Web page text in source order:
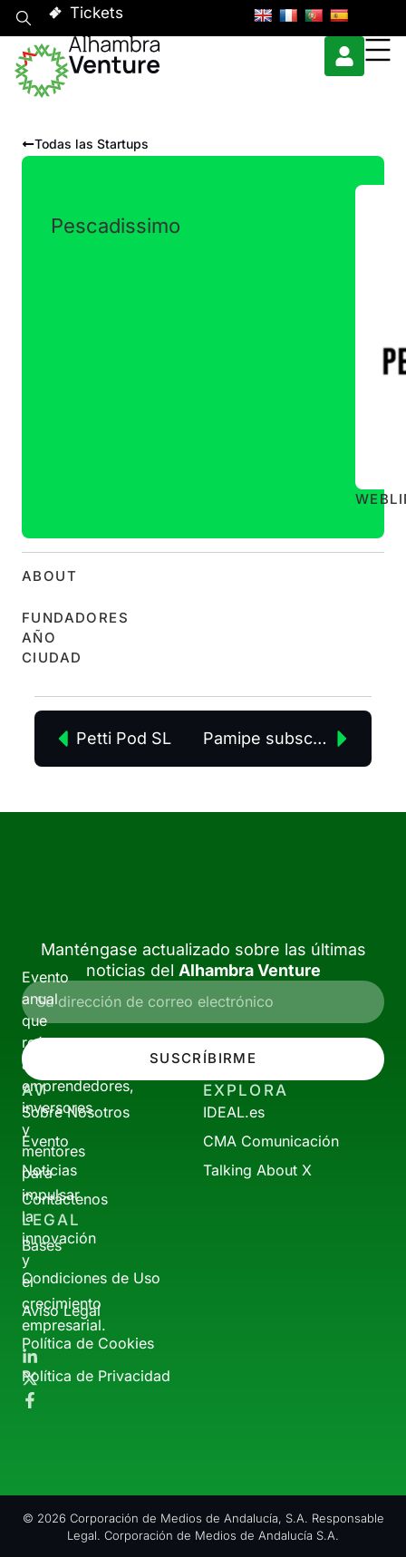
Tickets
Todas las Startups
Pescadissimo
WEB
ABOUT
FUNDADORES
AÑO
CIUDAD
Petti Pod SL Pamipe subscriptión S,L
Evento
anual
que
reúne
a
emprendedores,
inversores
y
mentores
para
impulsar
la
innovación
y
el
crecimiento
empresarial.
Manténgase actualizado sobre las últimas
noticias del Alhambra Venture
SUSCRÍBIRME
AV
Sobre Nosotros
Evento
Noticias
Contáctenos
EXPLORA
IDEAL.es
CMA Comunicación
Talking About X
LEGAL
Bases
Condiciones de Uso
Aviso Legal
Política de Cookies
Política de Privacidad
© 2026 Corporación de Medios de Andalucía, S.A. Responsable
Legal. Corporación de Medios de Andalucía S.A.